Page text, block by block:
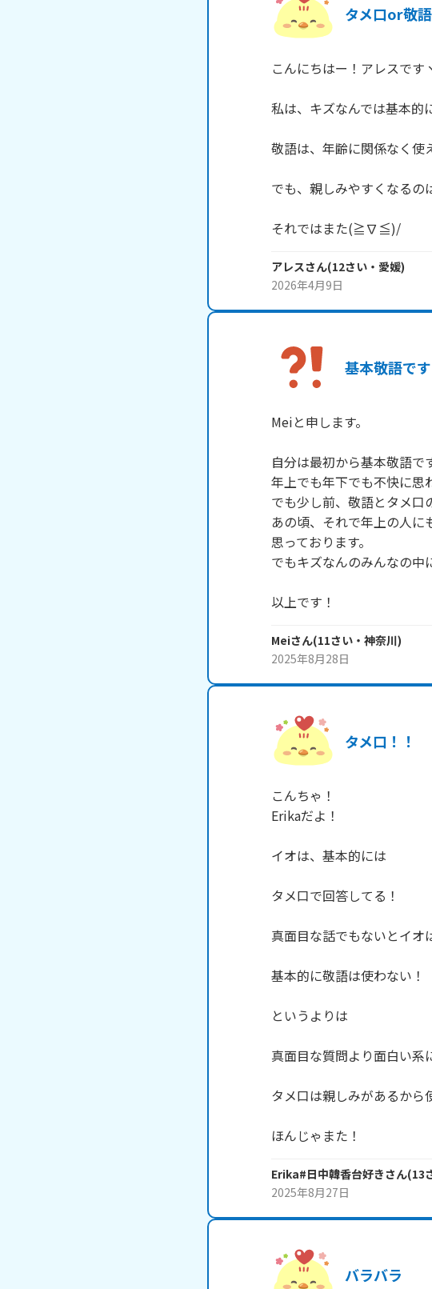
タメ口or敬語
こんにちはー！アレスです
私は、キズなんでは基本的
敬語は、年齢に関係なく使
でも、親しみやすくなるの
それではまた(≧∇≦)/
アレスさん(12さい・ 愛媛)
2026年4月9日
基本敬語です
Meiと申します。
自分は最初から基本敬語で
年上でも年下でも不快に思
でも少し前、敬語とタメ口
あの頃、それで年上の人に
思っております。
でもキズなんのみんなの中
以上です！
Meiさん(11さい・ 神奈川)
2025年8月28日
タメ口！！
こんちゃ！
Erikaだよ！
イオは、基本的には
タメ口で回答してる！
真面目な話でもないとイオ
基本的に敬語は使わない！
というよりは
真面目な質問より面白い系
タメ口は親しみがあるから
ほんじゃまた！
Erika#日中韓香台好きさん(13
2025年8月27日
バラバラ